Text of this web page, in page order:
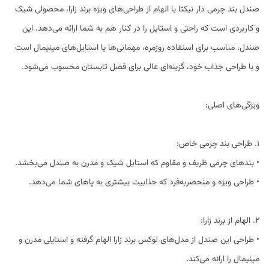
صندل بند چرمی دار نیکتا با الهام از طراحی‌های ویژه برند زارا، محصولی شیک
و کاربردی است که راحتی و استایل را در کنار هم به شما ارائه می‌دهد. این
صندل، مناسب برای استفاده روزمره، مهمانی‌ها یا استایل‌های مینیمال است
و با طراحی جذاب خود، گزینه‌ای عالی برای فصل تابستان محسوب می‌شود.
ویژگی‌های اصلی:
1. طراحی بند چرمی خاص:
• بندهای چرمی ظریف و مقاوم که استایل شیک و مدرن به صندل می‌بخشد.
• طراحی ویژه و منحصربه‌فرد که جذابیت بیشتری به پاهای شما می‌دهد.
2. الهام از برند زارا:
• طراحی این صندل از مدل‌های لوکس برند زارا الهام گرفته و استایلی مدرن و
مینیمال را ارائه می‌کند.